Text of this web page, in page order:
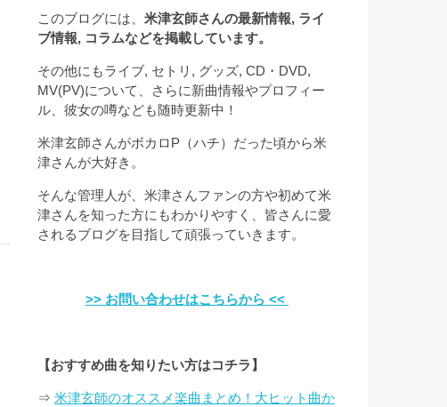
このブログには、 米津玄師さんの最新情報, ライ
ブ情報, コラムなどを掲載しています。
その他にもライブ, セトリ, グッズ, CD・DVD,
MV(PV)について、さらに新曲情報やプロフィー
ル、彼女の噂なども随時更新中！
米津玄師さんがボカロP（ハチ）だった頃から米
津さんが大好き。
そんな管理人が、米津さんファンの方や初めて米
津さんを知った方にもわかりやすく、皆さんに愛
されるブログを目指して頑張っていきます。
>> お問い合わせはこちらから <<
【おすすめ曲を知りたい方はコチラ】
⇒ 米津玄師のオススメ楽曲まとめ！大ヒット曲か